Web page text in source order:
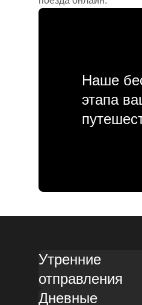
Наше
этапа
Утренние
отправления
Дневные